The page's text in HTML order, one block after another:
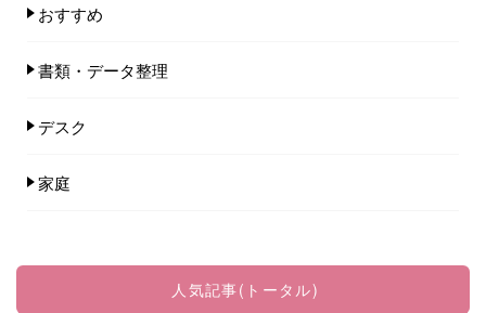
おすすめ
書類・データ整理
デスク
家庭
人気記事(トータル)